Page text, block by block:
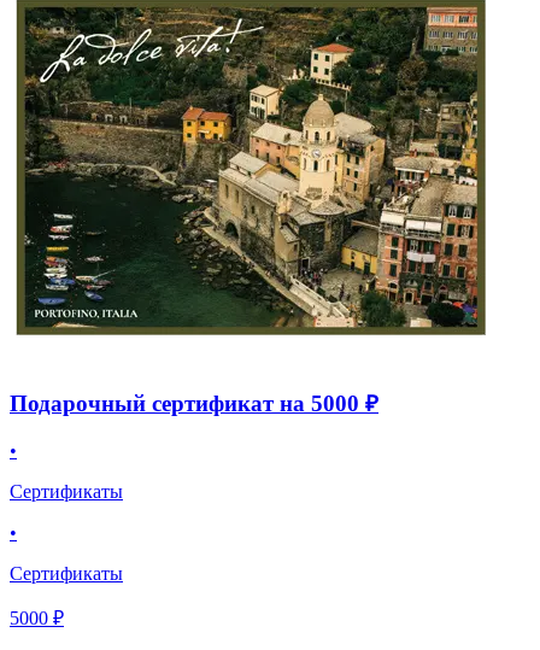
Подарочный сертификат на 5000 ₽
•
Сертификаты
•
Сертификаты
5000 ₽